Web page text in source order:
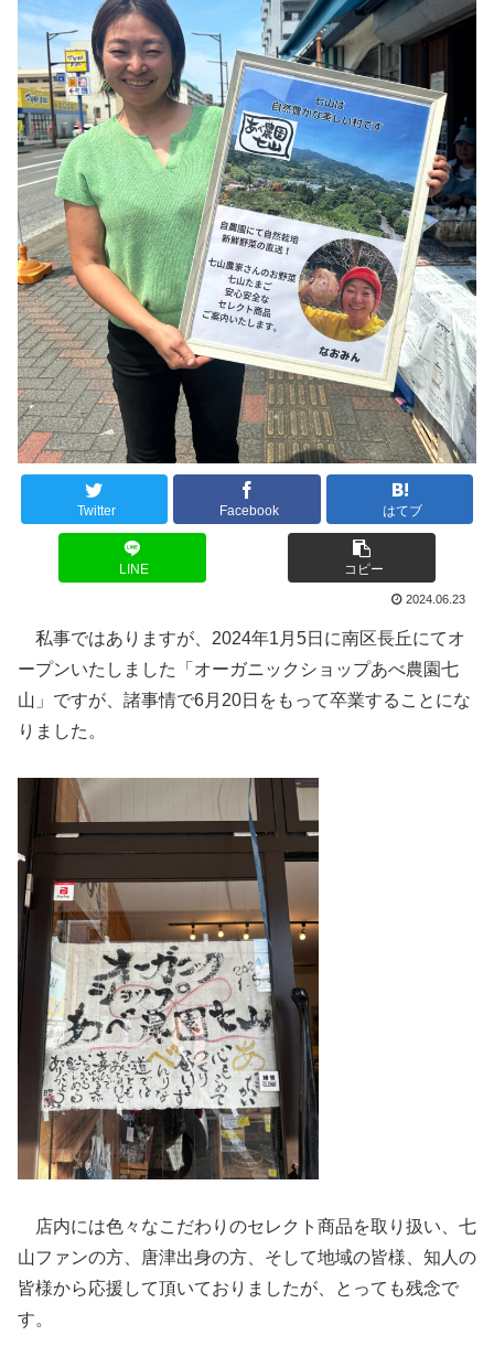
Twitter Facebook はてブ
LINE コピー
2024.06.23
私事ではありますが、2024年1月5日に南区長丘にてオ
ープンいたしました「オーガニックショップあべ農園七
山」ですが、諸事情で6月20日をもって卒業することにな
りました。
店内には色々なこだわりのセレクト商品を取り扱い、七
山ファンの方、唐津出身の方、そして地域の皆様、知人の
皆様から応援して頂いておりましたが、とっても残念で
す。